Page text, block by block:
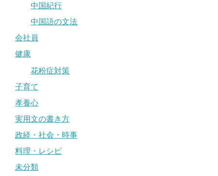
中国紀行
中国語の文法
会社員
健康
花粉症対策
子育て
孝養心
実用文の書き方
政経・社会・時事
料理・レシピ
未分類